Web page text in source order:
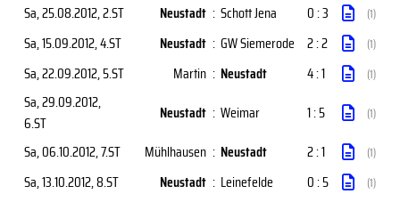
Sa, 25.08.2012, 2.ST Neustadt : Schott Jena 0 : 3 (1)
Sa, 15.09.2012, 4.ST Neustadt : GW Siemerode 2 : 2 (1)
Sa, 22.09.2012, 5.ST Martin : Neustadt 4 : 1 (1)
Sa, 29.09.2012,
6.ST
Neustadt : Weimar 1 : 5 (1)
Sa, 06.10.2012, 7.ST Mühlhausen : Neustadt 2 : 1 (1)
Sa, 13.10.2012, 8.ST Neustadt : Leinefelde 0 : 5 (1)